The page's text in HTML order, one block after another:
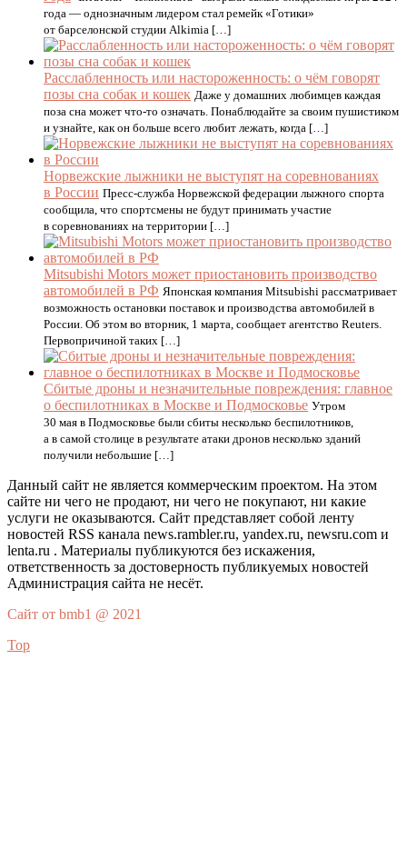
года — однозначным лидером стал ремейк «Готики»
от барселонской студии Alkimia […]
Расслабленность или настороженность: о чём говорят
позы сна собак и кошек Даже у домашних любимцев каждая
поза сна может что-то означать. Понаблюдайте за своим пушистиком
и узнайте, как он больше всего любит лежать, когда […]
Норвежские лыжники не выступят на соревнованиях
в России Пресс-служба Норвежской федерации лыжного спорта
сообщила, что спортсмены не будут принимать участие
в соревнованиях на территории […]
Mitsubishi Motors может приостановить производство
автомобилей в РФ Японская компания Mitsubishi рассматривает
возможность остановки поставок и производства автомобилей в
России. Об этом во вторник, 1 марта, сообщает агентство Reuters.
Первопричиной таких […]
Сбитые дроны и незначительные повреждения: главное
о беспилотниках в Москве и Подмосковье Утром
30 мая в Подмосковье были сбиты несколько беспилотников,
а в самой столице в результате атаки дронов несколько зданий
получили небольшие […]
Данный сайт не является коммерческим проектом. На этом
сайте ни чего не продают, ни чего не покупают, ни какие
услуги не оказываются. Сайт представляет собой ленту
новостей RSS канала news.rambler.ru, yandex.ru, newsru.com и
lenta.ru . Материалы публикуются без искажения,
ответственность за достоверность публикуемых новостей
Администрация сайта не несёт.
Сайт от bmb1 @ 2021
Top